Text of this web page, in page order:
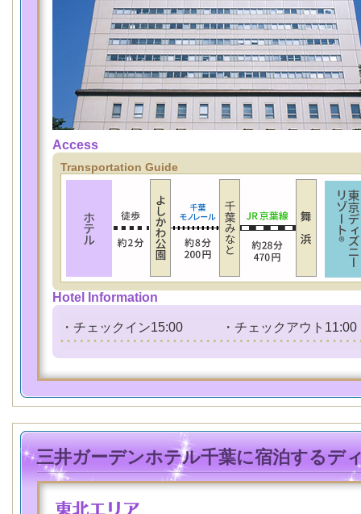
Access
Transportation Guide
Hotel Information
・チェックイン15:00 ・チェックアウト11:00
三井ガーデンホテル千葉に宿泊するデ